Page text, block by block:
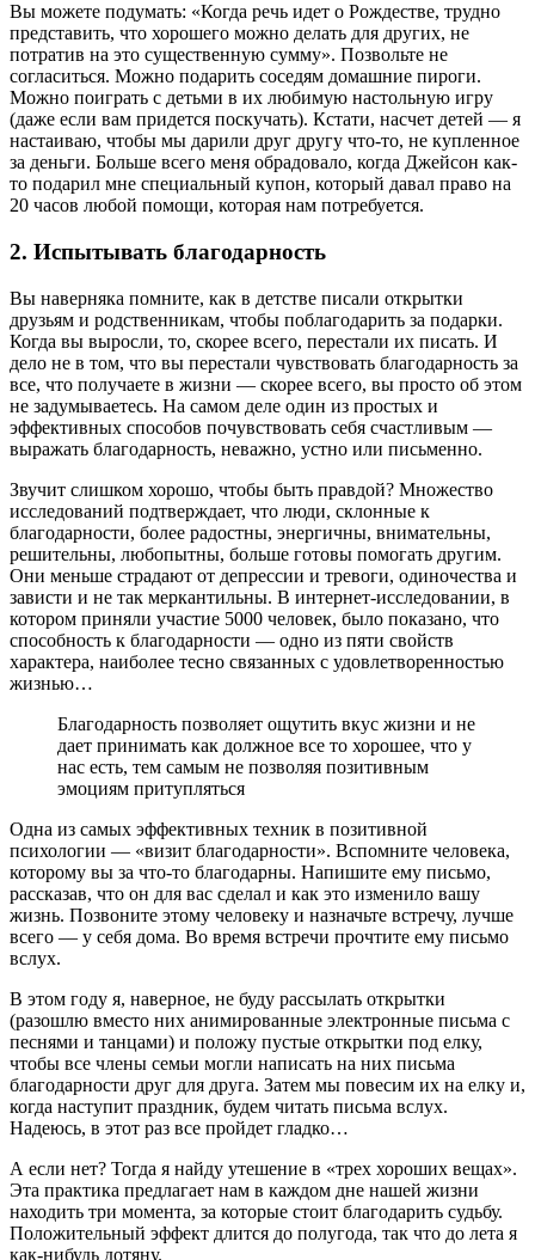
Вы можете подумать: «Когда речь идет о Рождестве, трудно
представить, что хорошего можно делать для других, не
потратив на это существенную сумму». Позвольте не
согласиться. Можно подарить соседям домашние пироги.
Можно поиграть с детьми в их любимую настольную игру
(даже если вам придется поскучать). Кстати, насчет детей — я
настаиваю, чтобы мы дарили друг другу что-то, не купленное
за деньги. Больше всего меня обрадовало, когда Джейсон как-
то подарил мне специальный купон, который давал право на
20 часов любой помощи, которая нам потребуется.
2. Испытывать благодарность
Вы наверняка помните, как в детстве писали открытки
друзьям и родственникам, чтобы поблагодарить за подарки.
Когда вы выросли, то, скорее всего, перестали их писать. И
дело не в том, что вы перестали чувствовать благодарность за
все, что получаете в жизни — скорее всего, вы просто об этом
не задумываетесь. На самом деле один из простых и
эффективных способов почувствовать себя счастливым —
выражать благодарность, неважно, устно или письменно.
Звучит слишком хорошо, чтобы быть правдой? Множество
исследований подтверждает, что люди, склонные к
благодарности, более радостны, энергичны, внимательны,
решительны, любопытны, больше готовы помогать другим.
Они меньше страдают от депрессии и тревоги, одиночества и
зависти и не так меркантильны. В интернет-исследовании, в
котором приняли участие 5000 человек, было показано, что
способность к благодарности — одно из пяти свойств
характера, наиболее тесно связанных с удовлетворенностью
жизнью…
Благодарность позволяет ощутить вкус жизни и не
дает принимать как должное все то хорошее, что у
нас есть, тем самым не позволяя позитивным
эмоциям притупляться
Одна из самых эффективных техник в позитивной
психологии — «визит благодарности». Вспомните человека,
которому вы за что-то благодарны. Напишите ему письмо,
рассказав, что он для вас сделал и как это изменило вашу
жизнь. Позвоните этому человеку и назначьте встречу, лучше
всего — у себя дома. Во время встречи прочтите ему письмо
вслух.
В этом году я, наверное, не буду рассылать открытки
(разошлю вместо них анимированные электронные письма с
песнями и танцами) и положу пустые открытки под елку,
чтобы все члены семьи могли написать на них письма
благодарности друг для друга. Затем мы повесим их на елку и,
когда наступит праздник, будем читать письма вслух.
Надеюсь, в этот раз все пройдет гладко…
А если нет? Тогда я найду утешение в «трех хороших вещах».
Эта практика предлагает нам в каждом дне нашей жизни
находить три момента, за которые стоит благодарить судьбу.
Положительный эффект длится до полугода, так что до лета я
как-нибудь дотяну.